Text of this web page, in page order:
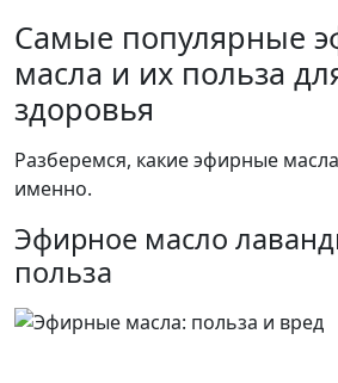
Самые популярные
масла и их польза
здоровья
Разберемся, какие эфирные
именно.
Эфирное масло
польза